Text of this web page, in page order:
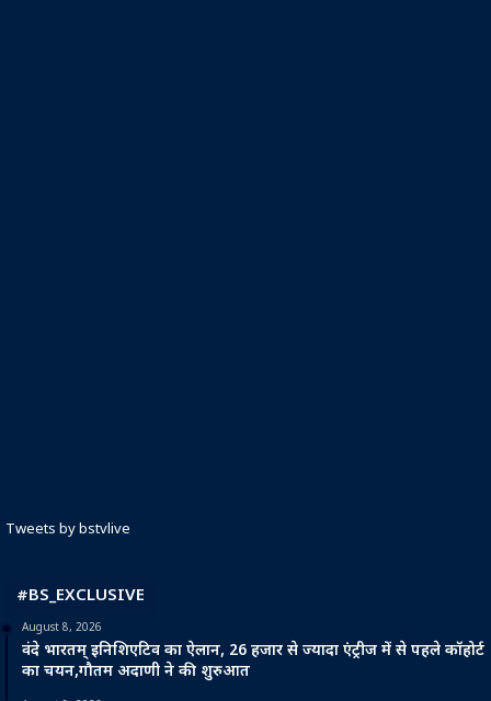
Tweets by bstvlive
#BS_EXCLUSIVE
August 8, 2026
वंदे भारतम् इनिशिएटिव का ऐलान, 26 हजार से ज्यादा एंट्रीज में से पहले कॉहोर्ट
का चयन,गौतम अदाणी ने की शुरुआत